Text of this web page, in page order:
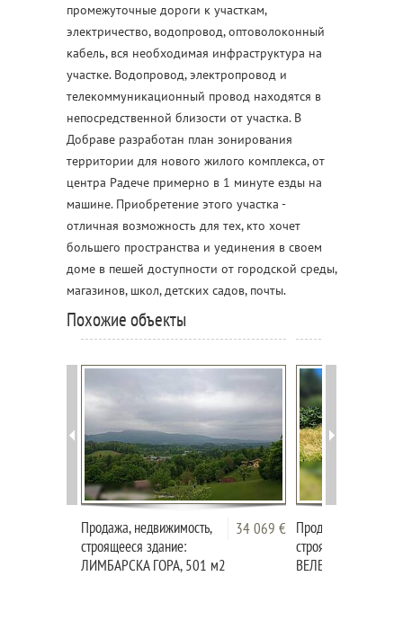
промежуточные дороги к участкам,
электричество, водопровод, оптоволоконный
кабель, вся необходимая инфраструктура на
участке. Водопровод, электропровод и
телекоммуникационный провод находятся в
непосредственной близости от участка. В
Добравe разработан план зонирования
территории для нового жилого комплекса, от
центра Радече примерно в 1 минуте езды на
машине. Приобретение этого участка -
отличная возможность для тех, кто хочет
большего пространства и уединения в своем
доме в пешей доступности от городской среды,
магазинов, школ, детских садов, почты.
Похожие объекты
34 069 €
Продажа, недвижимость,
строящееся здание:
ЛИМБАРСКА ГОРА, 501 м2
Продажа,
строящееся здание:
ВЕЛЕНЬЕ, 869 м2